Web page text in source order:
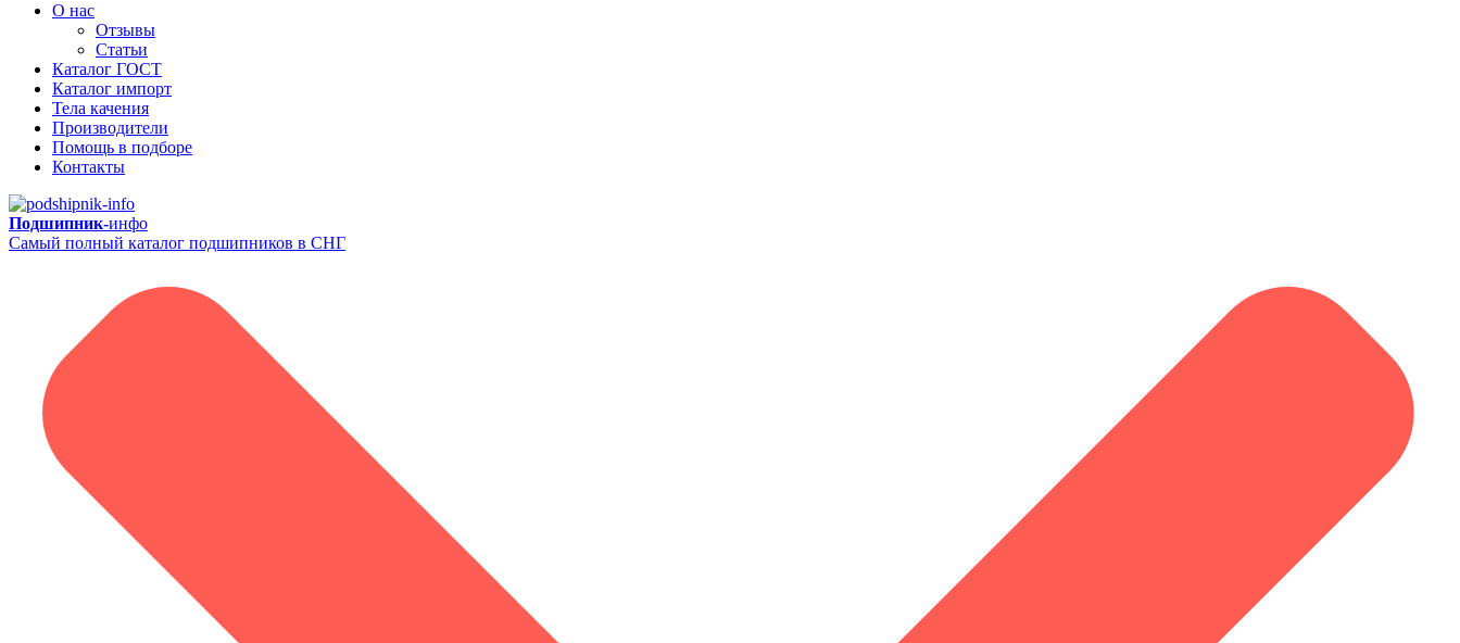
О нас
Отзывы
Статьи
Каталог ГОСТ
Каталог импорт
Тела качения
Производители
Помощь в подборе
Контакты
Подшипник-инфо
Самый полный каталог подшипников в СНГ